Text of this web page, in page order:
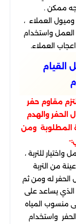
ممكن .
العملاء ،
واستخدام
العملاء.
القيام
مقاوم حفر
الحفر والهدم
المطلوبة ومن
للتربة ،
من التربة
الحفر له ومن ثم
يساعد على
منسوب المياه
واستخدام